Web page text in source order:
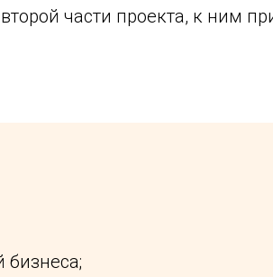
части проекта, к ним
бизнеса;